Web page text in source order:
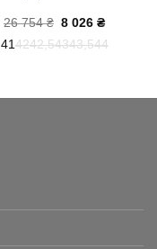
26 754₴ Оригінальна
26
8 026₴Поточна
8
414242,54343,544